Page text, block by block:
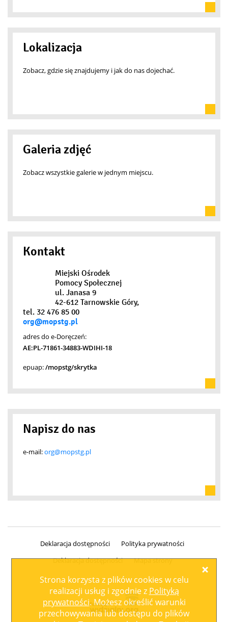
Strona korzysta z plikówcookies w celu
realizacji usług i zgodnie z Polityką
prywatności. Możesz określić warunki
przechowywania lub dostępu do plików
Lokalizacja
Zobacz, gdzie się znajdujemy i jak do nas dojechać.
Galeria zdjęć
Zobacz wszystkie galerie w jednym miejscu.
Kontakt
Miejski Ośrodek
Pomocy Społecznej
ul. Janasa 9
42-612 Tarnowskie Góry,
tel. 32 476 85 00
org@mopstg.pl
adres do e-Doręczeń:
AE:PL-71861-34883-WDIHI-18
epuap:/mopstg/skrytka
Napisz do nas
e-mail:org@mopstg.pl
Deklaracja dostępności
Polityka prywatności
Deklaracja dostępności
Mapa strony